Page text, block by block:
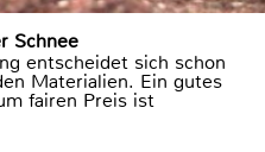
Schnee
entscheidet sich schon
Materialien. Ein gutes
fairen Preis ist